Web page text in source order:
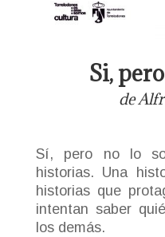
Si,
de
Sí, pero no lo
historias. Una
historias que
intentan saber
los demás.